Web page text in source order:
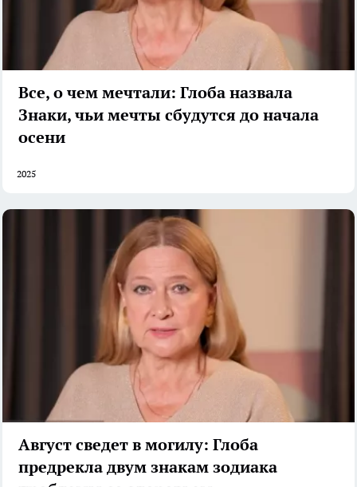
Все, о чем мечтали: Глоба назвала
Знаки, чьи мечты сбудутся до начала
осени
2025
Август сведет в могилу: Глоба
предрекла двум знакам зодиака